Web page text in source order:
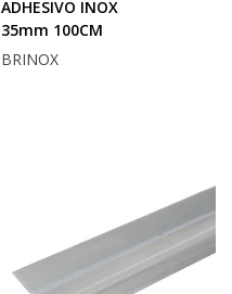
ADHESIVO INOX
35mm 100CM
BRINOX